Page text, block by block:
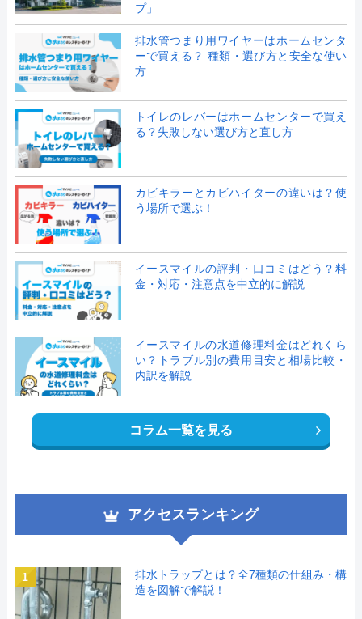
プ」
排水管つまり用ワイヤーはホームセンタ
ーで買える？ 種類・選び方と安全な使い
方
トイレのレバーはホームセンターで買え
る？失敗しない選び方と直し方
カビキラーとカビハイターの違いは？使
う場所で選ぶ！
イースマイルの評判・口コミはどう？料
金・対応・注意点を中立的に解説
イースマイルの水道修理料金はどれくら
い？トラブル別の費用目安と相場比較・
内訳を解説
コラム一覧を見る
アクセスランキング
1
排水トラップとは？全7種類の仕組み・構
造を図解で解説！